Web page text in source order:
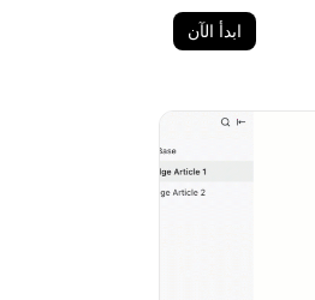
ابدأ الآن